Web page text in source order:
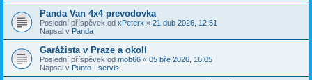
Panda Van 4x4 prevodovka
Poslední příspěvek od xPeterx « 21 dub 2026, 12:51
Napsal v Panda
Garážista v Praze a okolí
Poslední příspěvek od mob66 « 05 bře 2026, 16:05
Napsal v Punto - servis